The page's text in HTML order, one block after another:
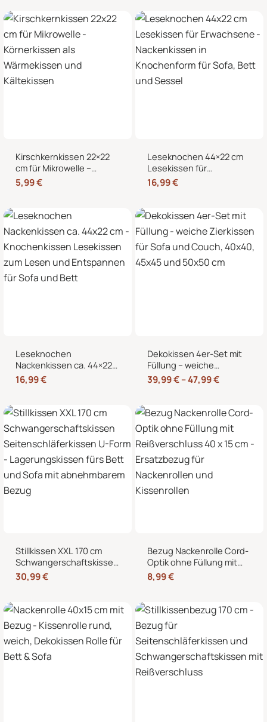
waschbarem Bezug und
Hände
Kirschkernkissen 22×22
cm für Mikrowelle –
Körnerkissen als
Wärmekissen und
5,99€
Leseknochen 44×22 cm
Lesekissen für
Erwachsene –
Nackenkissen in
Bett und Sessel
16,99€
Leseknochen
Nackenkissen ca. 44×22
cm – Knochenkissen
Lesekissen zum Lesen
und Bett
16,99€
Dekokissen 4er-Set mit
Füllung – weiche
Zierkissen für Sofa und
Couch, 40×40, 45×45
39,99€–47,99€
Stillkissen XXL 170 cm
Schwangerschaftskissen
Seitenschläferkissen U-
Form – Lagerungskissen
abnehmbarem Bezug
30,99€
Bezug Nackenrolle Cord-
Optik ohne Füllung mit
Reißverschluss 40 x 15
cm – Ersatzbezug für
Kissenrollen
8,99€